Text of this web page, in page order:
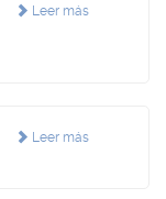
Leer más
Leer más